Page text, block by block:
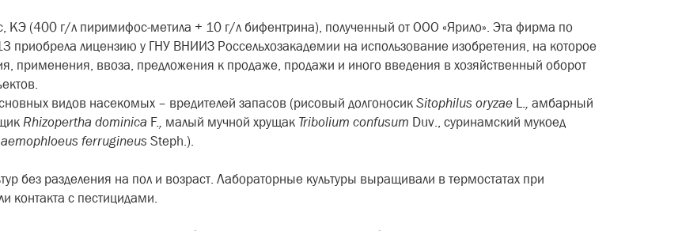
КЭ (400 г/л пиримифос-метила + 10 г/л бифентрина), полученный от ООО «Ярило». Эта фирма по
лицензию у ГНУ ВНИИЗ Россельхозакадемии на использование изобретения, на которое
применения, ввоза, предложения к продаже, продажи и иного введения в хозяйственный оборот
видов насекомых – вредителей запасов (рисовый долгоносикSitophilus oryzae L., амбарный
Rhizopertha dominica F., малый мучной хрущак Tribolium confusum Duv., суринамский мукоед
ferrugineus Steph.).
без разделения на пол и возраст. Лабораторные культуры выращивали в термостатах при
контакта с пестицидами.